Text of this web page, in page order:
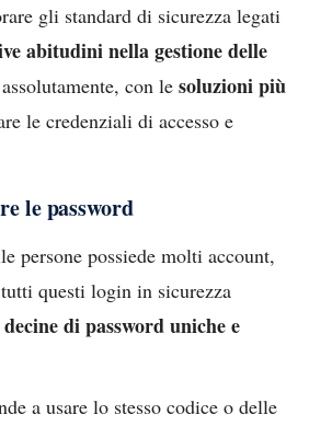
gli standard di sicurezza legati
abitudini nella gestione delle
con le soluzioni più
le credenziali di accesso e
le password
persone possiede molti account,
questi login in sicurezza
di password uniche e
a usare lo stesso codice o delle